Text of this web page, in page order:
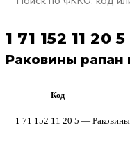
1 71 152 11 20 5
Раковины рапан
Код
1 71 152 11 20 5 —